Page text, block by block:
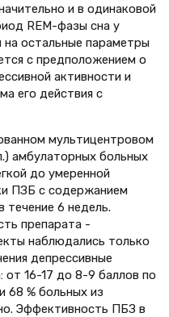
и в одинаковой
REM-фазы сна у
остальные параметры
с предположением о
активности и
его действия с
мультицентровом
амбулаторных больных
до умеренной
ПЗБ с содержанием
течение 6 недель.
препарата -
наблюдались только
депрессивные
от 16-17 до 8-9 баллов по
68 % больных из
Эффективность ПБЗ в